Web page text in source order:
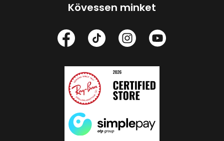
Kövessen minket